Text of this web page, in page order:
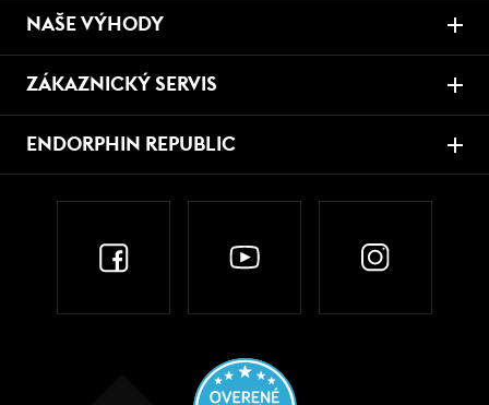
NAŠE VÝHODY
ZÁKAZNICKÝ SERVIS
ENDORPHIN REPUBLIC